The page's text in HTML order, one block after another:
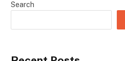
Search